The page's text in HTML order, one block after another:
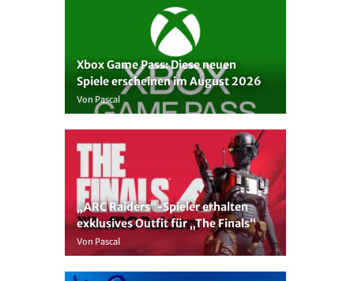
Xbox Game Pass: Diese neuen
Spiele erscheinen im August 2026
Von Pascal
„ARC Raiders“-Spieler erhalten
exklusives Outfit für „The Finals“
Von Pascal